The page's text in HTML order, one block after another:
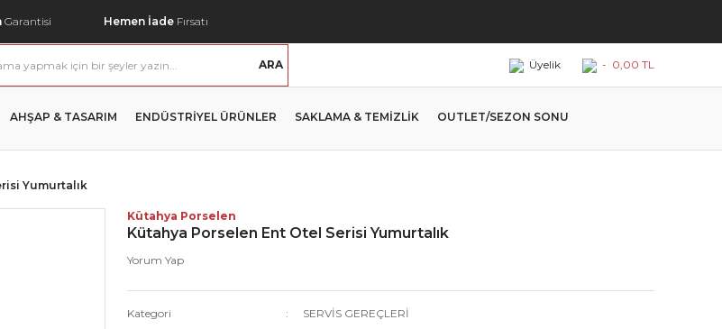
Garantisi Hemen İade Fırsatı
ARA Üyelik - 0,00 TL
AHŞAP & TASARIM ENDÜSTRİYEL ÜRÜNLER SAKLAMA & TEMİZLİK OUTLET/SEZON SONU
Yumurtalık
Kütahya Porselen
Kütahya Porselen Ent Otel Serisi Yumurtalık
Yorum Yap
Kategori
SERVİS GEREÇLERİ